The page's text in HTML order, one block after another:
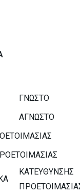
ΓΝΩΣΤΟ
ΑΓΝΩΣΤΟ
ΚΑΤΕΥΘΥΝΣΗΣ